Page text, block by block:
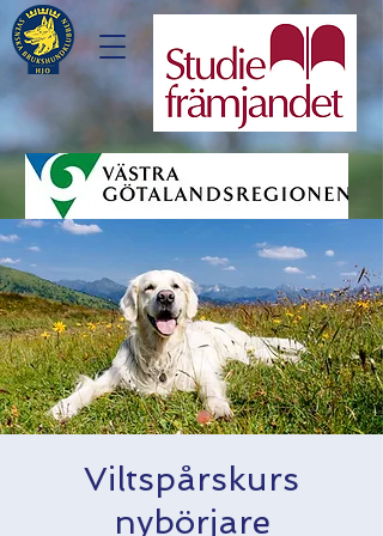
Viltspårskurs
nybörjare